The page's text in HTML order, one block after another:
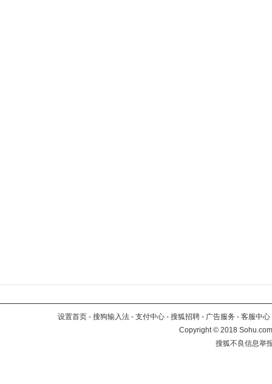
设置首页 - 搜狗输入法 - 支付中心 - 搜狐招聘 - 广告服务 - 客服中心
Copyright©2018
搜狐不良信息举